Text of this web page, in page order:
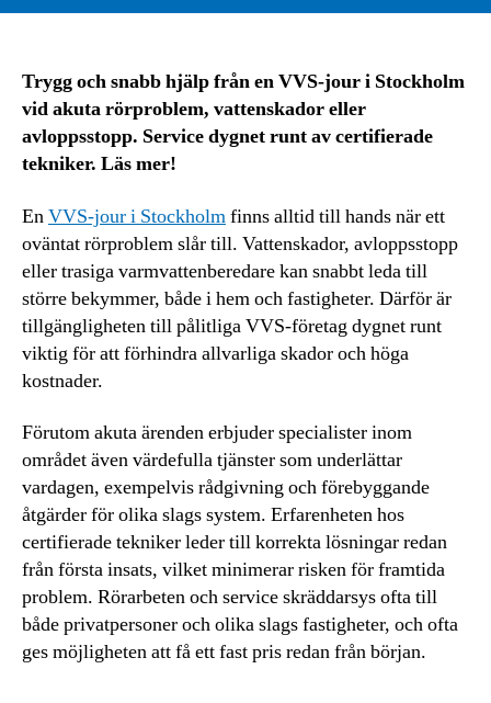
Trygg och snabb hjälp från en VVS-jour i Stockholm
vid akuta rörproblem, vattenskador eller
avloppsstopp. Service dygnet runt av certifierade
tekniker. Läs mer!
EnVVS-jour i Stockholmfinns alltid till hands när ett
oväntat rörproblem slår till. Vattenskador, avloppsstopp
eller trasiga varmvattenberedare kan snabbt leda till
större bekymmer, både i hem och fastigheter. Därför är
tillgängligheten till pålitliga VVS-företag dygnet runt
viktig för att förhindra allvarliga skador och höga
kostnader.
Förutom akuta ärenden erbjuder specialister inom
området även värdefulla tjänster som underlättar
vardagen, exempelvis rådgivning och förebyggande
åtgärder för olika slags system. Erfarenheten hos
certifierade tekniker leder till korrekta lösningar redan
från första insats, vilket minimerar risken för framtida
problem. Rörarbeten och service skräddarsys ofta till
både privatpersoner och olika slags fastigheter, och ofta
ges möjligheten att få ett fast pris redan från början.